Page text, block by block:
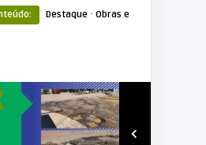
Destaque · Obras e